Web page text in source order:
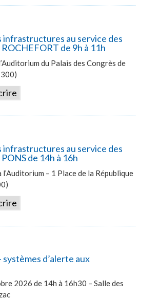
infrastructures au service des
de 9h à 11h
du Palais des Congrès de
infrastructures au service des
de 14h à 16h
l’Auditorium – 1 Place de la République
d’alerte aux
2026 de 14h à 16h30 – Salle des